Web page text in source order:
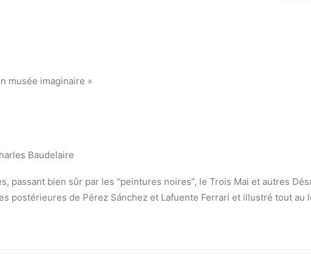
musée imaginaire »
Baudelaire
passant bien sûr par les “peintures noires”, le Trois Mai et autres
postérieures de Pérez Sánchez et Lafuente Ferrari et illustré tout au